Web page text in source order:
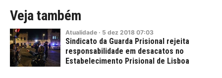
Veja também
Atualidade · 5 dez 2018 07:03
Sindicato da Guarda Prisional rejeita
responsabilidade em desacatos no
Estabelecimento Prisional de Lisboa